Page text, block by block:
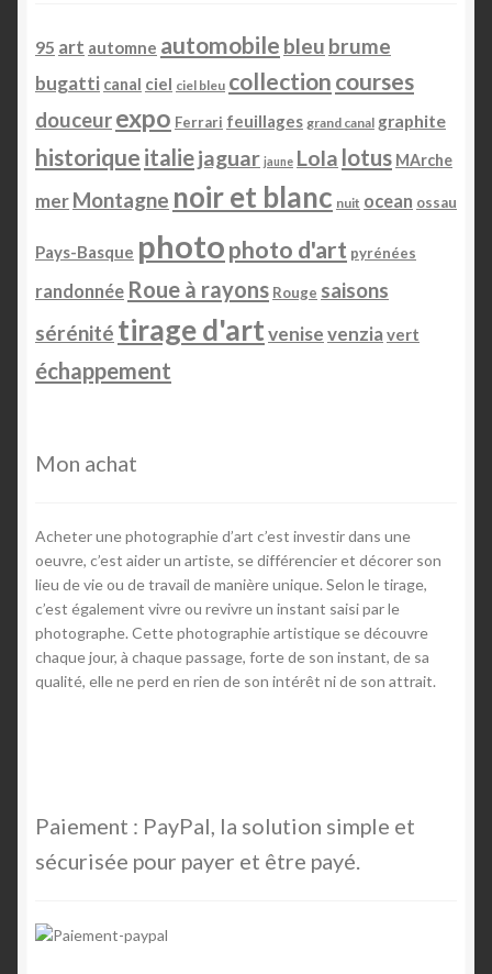
Reportages
Tabs & Accordion
Team Member
95 art automne automobile bleu brume
bugatti canal ciel ciel bleu collection courses
douceurexpo Ferrari feuillages grand canal graphite
historique italiejaguar jaune Lola lotus MArche
merMontagne noir et blanc nuit ocean ossau
Pays-Basque photophoto d'art pyrénées
randonnée Roue à rayons Rouge saisons
sérénité tirage d'artvenisevenzia vert
échappement
Mon achat
Acheter une photographie d’art c’est investir dans une
oeuvre, c’est aider un artiste, se différencier et décorer son
lieu de vie ou de travail de manière unique. Selon le tirage,
c’est également vivre ou revivre un instant saisi par le
photographe. Cette photographie artistique se découvre
chaque jour, à chaque passage, forte de son instant, de sa
qualité, elle ne perd en rien de son intérêt ni de son attrait.
Paiement : PayPal, la solution simple et
sécurisée pour payer et être payé.